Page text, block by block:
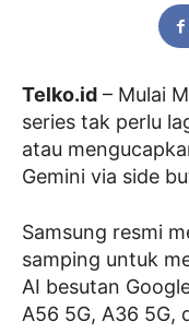
Telko.id – Mulai
series tak perlu
atau
Gemini via side
Samsung resmi
samping untuk
AI besutan
A56 5G, A36 5G,